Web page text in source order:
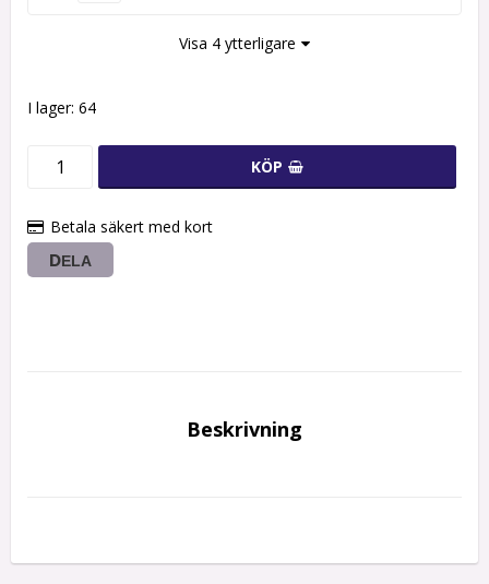
Visa 4 ytterligare
I lager: 64
KÖP
Betala säkert med kort
DELA
Beskrivning